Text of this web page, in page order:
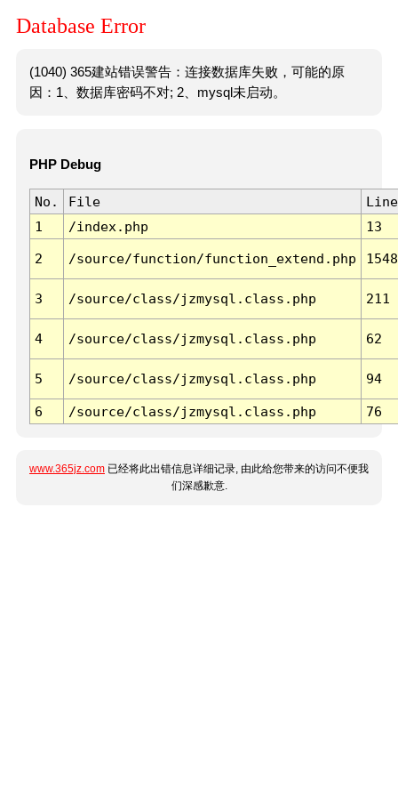
Database Error
(1040) 365建站错误警告：连接数据库失败，可能的原
因：1、数据库密码不对; 2、mysql未启动。
PHP Debug
No. File
Line
1
/index.php 13
2 /source/function/function_extend.php 1548
3 /source/class/jzmysql.class.php 211
4 /source/class/jzmysql.class.php 62
5 /source/class/jzmysql.class.php 94
6 /source/class/jzmysql.class.php 76
www.365jz.com 已经将此出错信息详细记录, 由此给您带来的访问不便我
们深感歉意.